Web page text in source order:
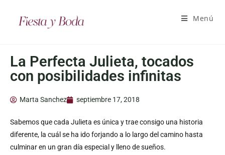
Menú
La Perfecta Julieta, tocados
con posibilidades infinitas
Marta Sanchez septiembre 17, 2018
Sabemos que cada Julieta es única y trae consigo una historia
diferente, la cuál se ha ido forjando a lo largo del camino hasta
culminar en un gran día especial y lleno de sueños.